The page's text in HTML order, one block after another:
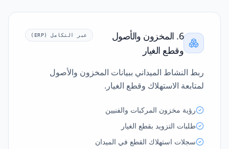
6. المخزون والأصول
وقطع الغيار
عبر التكامل (ERP)
ربط النشاط الميداني ببيانات المخزون والأصول
لمتابعة الاستهلاك وقطع الغيار.
رؤية مخزون المركبات والفنيين
طلبات التزويد بقطع الغيار
سجلات استهلاك القطع في الميدان